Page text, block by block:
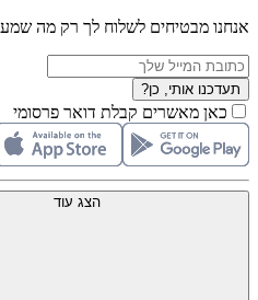
אנחנו מבטיחים לשלוח לך רק מה
תעדכנו אותי, כן?
כאן מאשרים קבלת דואר פרסומי
הצג עוד